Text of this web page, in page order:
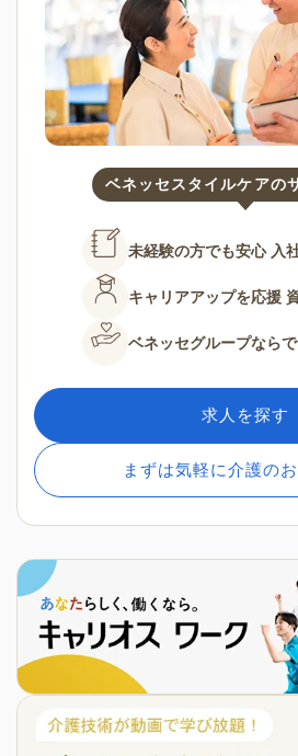
ベネッセスタイルケアの
未経験の方でも安心 入
キャリアアップを応援
ベネッセグループなら
求人を探す
まずは気軽に介護の